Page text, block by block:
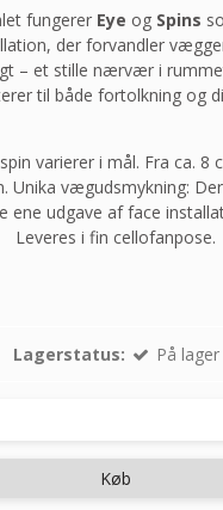
fungerer Eye og Spins
der forvandler
– et stille nærvær i
til både fortolkning og
varierer i mål. Fra ca. 8
Unika vægudsmykning:
ene udgave af face
Leveres i fin cellofanpose.
Lagerstatus: På lager
Køb